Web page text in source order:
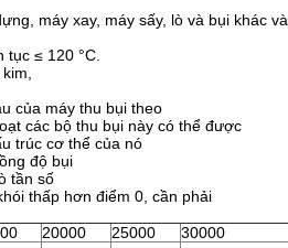
máy xay, máy sấy, lò và bụi khác và
≤ 120 °C.
của máy thu bụi theo
các bộ thu bụi này có thể được
trúc cơ thể của nó
độ bụi
tần số
thấp hơn điểm 0, cần phải
20000 25000
30000